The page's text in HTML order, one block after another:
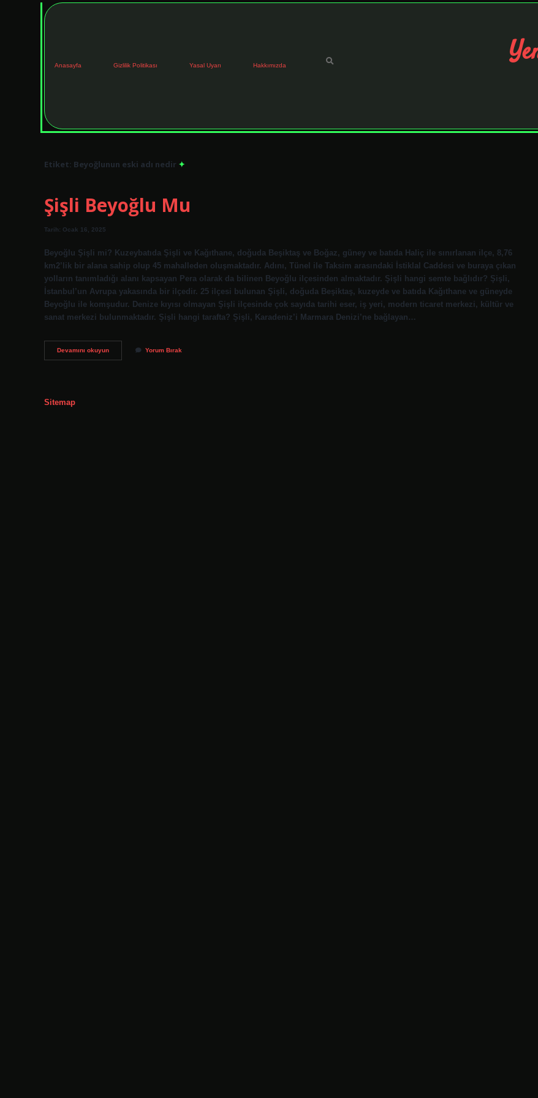
Anasayfa Gizlilik Politikası Yasal Uyarı Hakkımızda
Etiket: Beyoğlunun eski adı nedir
Şişli Beyoğlu Mu
Tarih: Ocak 16, 2025
Beyoğlu Şişli mi? Kuzeybatıda Şişli ve Kağıthane, doğuda Beşiktaş ve Boğaz, güney ve batıda Haliç ile sınırlanan ilçe, 8,76
km2’lik bir alana sahip olup 45 mahalleden oluşmaktadır. Adını, Tünel ile Taksim arasındaki İstiklal Caddesi ve buraya çıkan
yolların tanımladığı alanı kapsayan Pera olarak da bilinen Beyoğlu ilçesinden almaktadır. Şişli hangi semte bağlıdır? Şişli,
İstanbul’un Avrupa yakasında bir ilçedir. 25 ilçesi bulunan Şişli, doğuda Beşiktaş, kuzeyde ve batıda Kağıthane ve güneyde
Beyoğlu ile komşudur. Denize kıyısı olmayan Şişli ilçesinde çok sayıda tarihi eser, iş yeri, modern ticaret merkezi, kültür ve
sanat merkezi bulunmaktadır. Şişli hangi tarafta? Şişli, Karadeniz’i Marmara Denizi’ne bağlayan…
Devamını okuyunŞişli
Beyoğlu
Yorum Bırak
Sitemap